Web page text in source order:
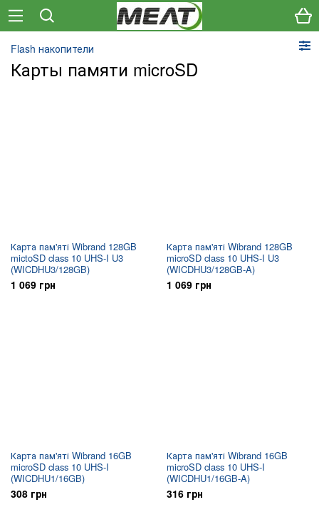
Flash накопители
Карты памяти microSD
Карта пам'яті Wibrand 128GB
mictoSD class 10 UHS-I U3
(WICDHU3/128GB)
1 069 грн
Карта пам'яті Wibrand 128GB
microSD class 10 UHS-I U3
(WICDHU3/128GB-A)
1 069 грн
Карта пам'яті Wibrand 16GB
microSD class 10 UHS-I
(WICDHU1/16GB)
308 грн
Карта пам'яті Wibrand 16GB
microSD class 10 UHS-I
(WICDHU1/16GB-A)
316 грн